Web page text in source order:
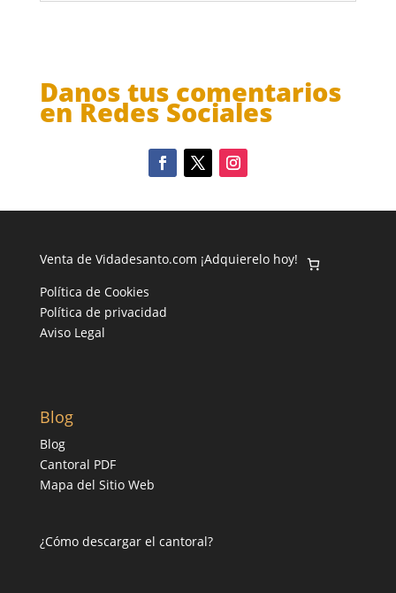
Danos tus comentarios
en Redes Sociales
Venta de Vidadesanto.com ¡Adquierelo hoy!
Política de Cookies
Política de privacidad
Aviso Legal
Blog
Blog
Cantoral PDF
Mapa del Sitio Web
¿Cómo descargar el cantoral?